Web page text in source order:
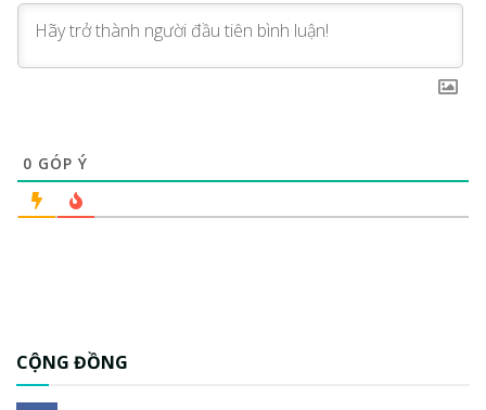
0 GÓP Ý
CỘNG ĐỒNG